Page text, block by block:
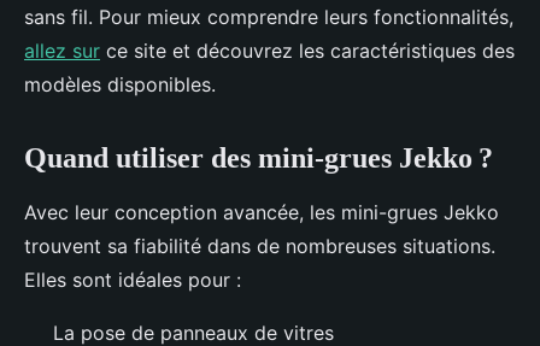
sans fil. Pour mieux comprendre leurs fonctionnalités,
allez sur ce site et découvrez les caractéristiques des
modèles disponibles.
Quand utiliser des mini-grues Jekko ?
Avec leur conception avancée, les mini-grues Jekko
trouvent sa fiabilité dans de nombreuses situations.
Elles sont idéales pour :
La pose de panneaux de vitres